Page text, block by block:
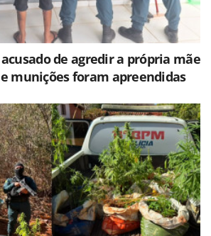
de agredir a própria mãe
munições foram apreendidas